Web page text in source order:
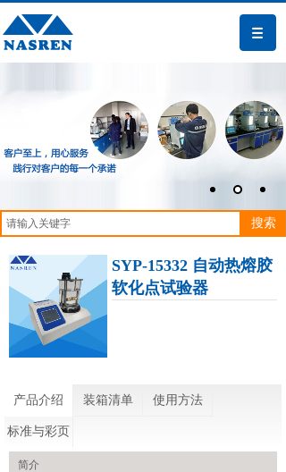
搜索
SYP-15332 自动热熔胶
软化点试验器
产品介绍 装箱清单 使用方法
标准与彩页
简介